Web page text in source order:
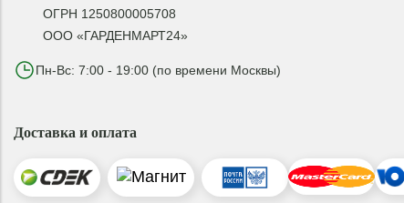
ОГРН 1250800005708
ООО «ГАРДЕНМАРТ24»
Пн-Вс: 7:00 - 19:00 (по времени Москвы)
Доставка и оплата